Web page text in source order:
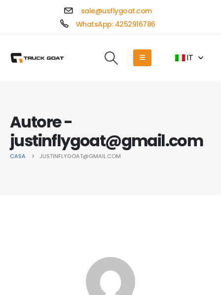
sale@usflygoat.com
WhatsApp: 4252916786
IT
Autore -
justinflygoat@gmail.com
CASA JUSTINFLYGOAT@GMAIL.COM